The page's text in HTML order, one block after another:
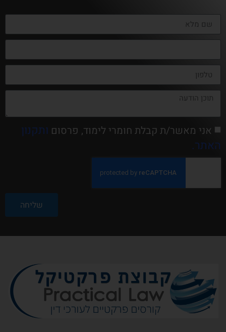
אני מאשר/ת קבלת חומרי לימוד, פרסום ותקנון
האתר.
שליחה